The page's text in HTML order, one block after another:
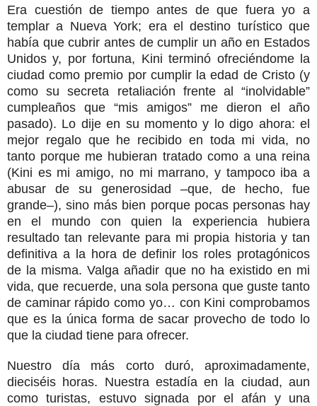
Era cuestión de tiempo antes de que fuera yo a
templar a Nueva York; era el destino turístico que
había que cubrir antes de cumplir un año en Estados
Unidos y, por fortuna, Kini terminó ofreciéndome la
ciudad como premio por cumplir la edad de Cristo (y
como su secreta retaliación frente al “inolvidable”
cumpleaños que “mis amigos” me dieron el año
pasado). Lo dije en su momento y lo digo ahora: el
mejor regalo que he recibido en toda mi vida, no
tanto porque me hubieran tratado como a una reina
(Kini es mi amigo, no mi marrano, y tampoco iba a
abusar de su generosidad –que, de hecho, fue
grande–), sino más bien porque pocas personas hay
en el mundo con quien la experiencia hubiera
resultado tan relevante para mi propia historia y tan
definitiva a la hora de definir los roles protagónicos
de la misma. Valga añadir que no ha existido en mi
vida, que recuerde, una sola persona que guste tanto
de caminar rápido como yo… con Kini comprobamos
que es la única forma de sacar provecho de todo lo
que la ciudad tiene para ofrecer.
Nuestro día más corto duró, aproximadamente,
dieciséis horas. Nuestra estadía en la ciudad, aun
como turistas, estuvo signada por el afán y una